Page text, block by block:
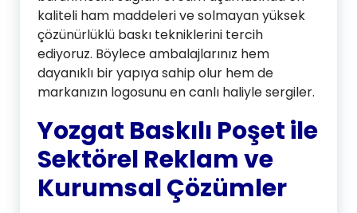
kaliteli ham maddeleri ve solmayan yüksek
çözünürlüklü baskı tekniklerini tercih
ediyoruz. Böylece ambalajlarınız hem
dayanıklı bir yapıya sahip olur hem de
markanızın logosunu en canlı haliyle sergiler.
Yozgat Baskılı Poşet ile
Sektörel Reklam ve
Kurumsal Çözümler